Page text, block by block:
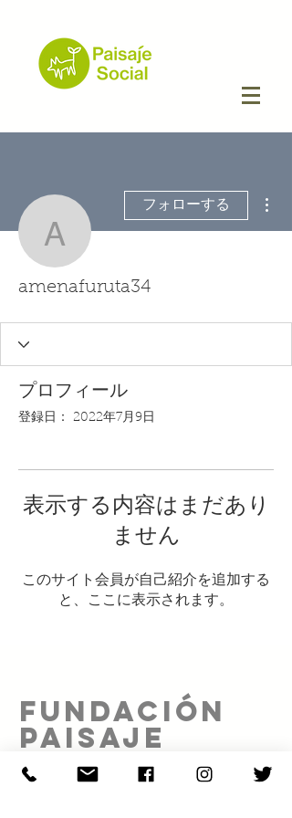
amenafuruta34
フォローする
amenafuruta34
プロフィール
登録日： 2022年7月9日
表示する内容はまだあり
ません
このサイト会員が自己紹介を追加する
と、ここに表示されます。
FUNDACIÓN
PAISAJE
SOCIAL A.C.